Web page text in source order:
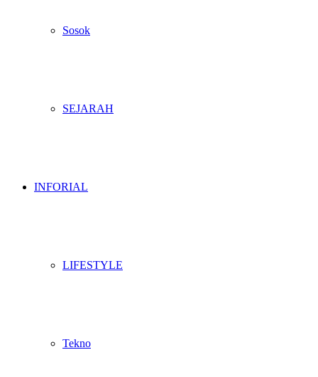
Sosok
SEJARAH
INFORIAL
LIFESTYLE
Tekno